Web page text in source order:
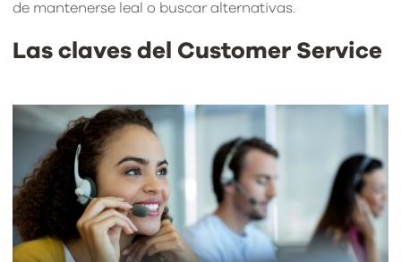
de mantenerse leal o buscar alternativas.
Las claves del Customer Service